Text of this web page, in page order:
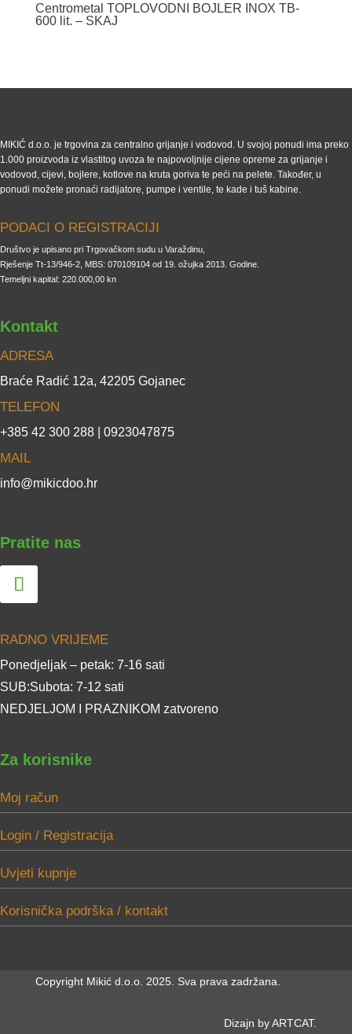
Centrometal TOPLOVODNI BOJLER INOX TB-
600 lit. – SKAJ
MIKIĆ d.o.o. je trgovina za centralno grijanje i vodovod. U svojoj ponudi ima preko
1.000 proizvoda iz vlastitog uvoza te najpovoljnije cijene opreme za grijanje i
vodovod, cijevi, bojlere, kotlove na kruta goriva te peći na pelete. Također, u
ponudi možete pronaći radijatore, pumpe i ventile, te kade i tuš kabine.
PODACI O REGISTRACIJI
Društvo je upisano pri Trgovačkom sudu u Varaždinu,
Rješenje Tt-13/946-2, MBS: 070109104 od 19. ožujka 2013. Godine.
Temeljni kapital: 220.000,00 kn
Kontakt
ADRESA
Braće Radić 12a, 42205 Gojanec
TELEFON
+385 42 300 288 | 0923047875
MAIL
info@mikicdoo.hr
Pratite nas
RADNO VRIJEME
Ponedjeljak – petak: 7-16 sati
SUB:Subota: 7-12 sati
NEDJELJOM I PRAZNIKOM zatvoreno
Za korisnike
Moj račun
Login / Registracija
Uvjeti kupnje
Korisnička podrška / kontakt
Copyright Mikić d.o.o. 2025. Sva prava zadržana.
Dizajn by ARTCAT.